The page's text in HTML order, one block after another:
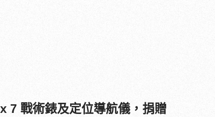
7 戰術錶及定位導航儀，捐贈